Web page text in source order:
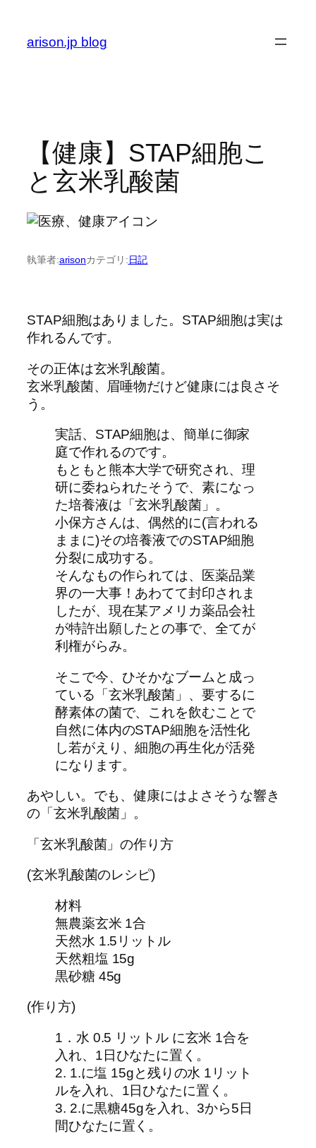
arison.jp blog
【健康】STAP細胞こ
と玄米乳酸菌
執筆者:arisonカテゴリ:日記
STAP細胞はありました。STAP細胞は実は
作れるんです。
その正体は玄米乳酸菌。
玄米乳酸菌、眉唾物だけど健康には良さそ
う。
実話、STAP細胞は、簡単に御家
庭で作れるのです。
もともと熊本大学で研究され、理
研に委ねられたそうで、素になっ
た培養液は「玄米乳酸菌」。
小保方さんは、偶然的に(言われる
ままに)その培養液でのSTAP細胞
分裂に成功する。
そんなもの作られては、医薬品業
界の一大事！あわてて封印されま
したが、現在某アメリカ薬品会社
が特許出願したとの事で、全てが
利権がらみ。
そこで今、ひそかなブームと成っ
ている「玄米乳酸菌」、要するに
酵素体の菌で、これを飲むことで
自然に体内のSTAP細胞を活性化
し若がえり、細胞の再生化が活発
になります。
あやしい。でも、健康にはよさそうな響き
の「玄米乳酸菌」。
「玄米乳酸菌」の作り方
(玄米乳酸菌のレシピ)
材料
無農薬玄米 1合
天然水 1.5リットル
天然粗塩 15g
黒砂糖 45g
(作り方)
1．水 0.5 リットル に玄米 1合を
入れ、1日ひなたに置く。
2. 1.に塩 15gと残りの水 1リット
ルを入れ、1日ひなたに置く。
3. 2.に黒糖45gを入れ、3から5日
間ひなたに置く。